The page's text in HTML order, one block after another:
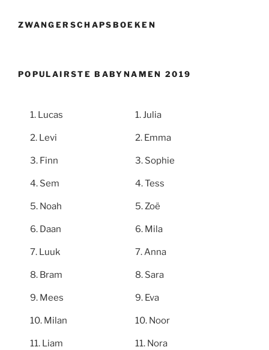
ZWANGERSCHAPSBOEKEN
POPULAIRSTE BABYNAMEN 2019
Lucas
Levi
Finn
Sem
Noah
Daan
Luuk
Bram
Mees
Milan
Liam
Julia
Emma
Sophie
Tess
Zoë
Mila
Anna
Sara
Eva
Noor
Nora